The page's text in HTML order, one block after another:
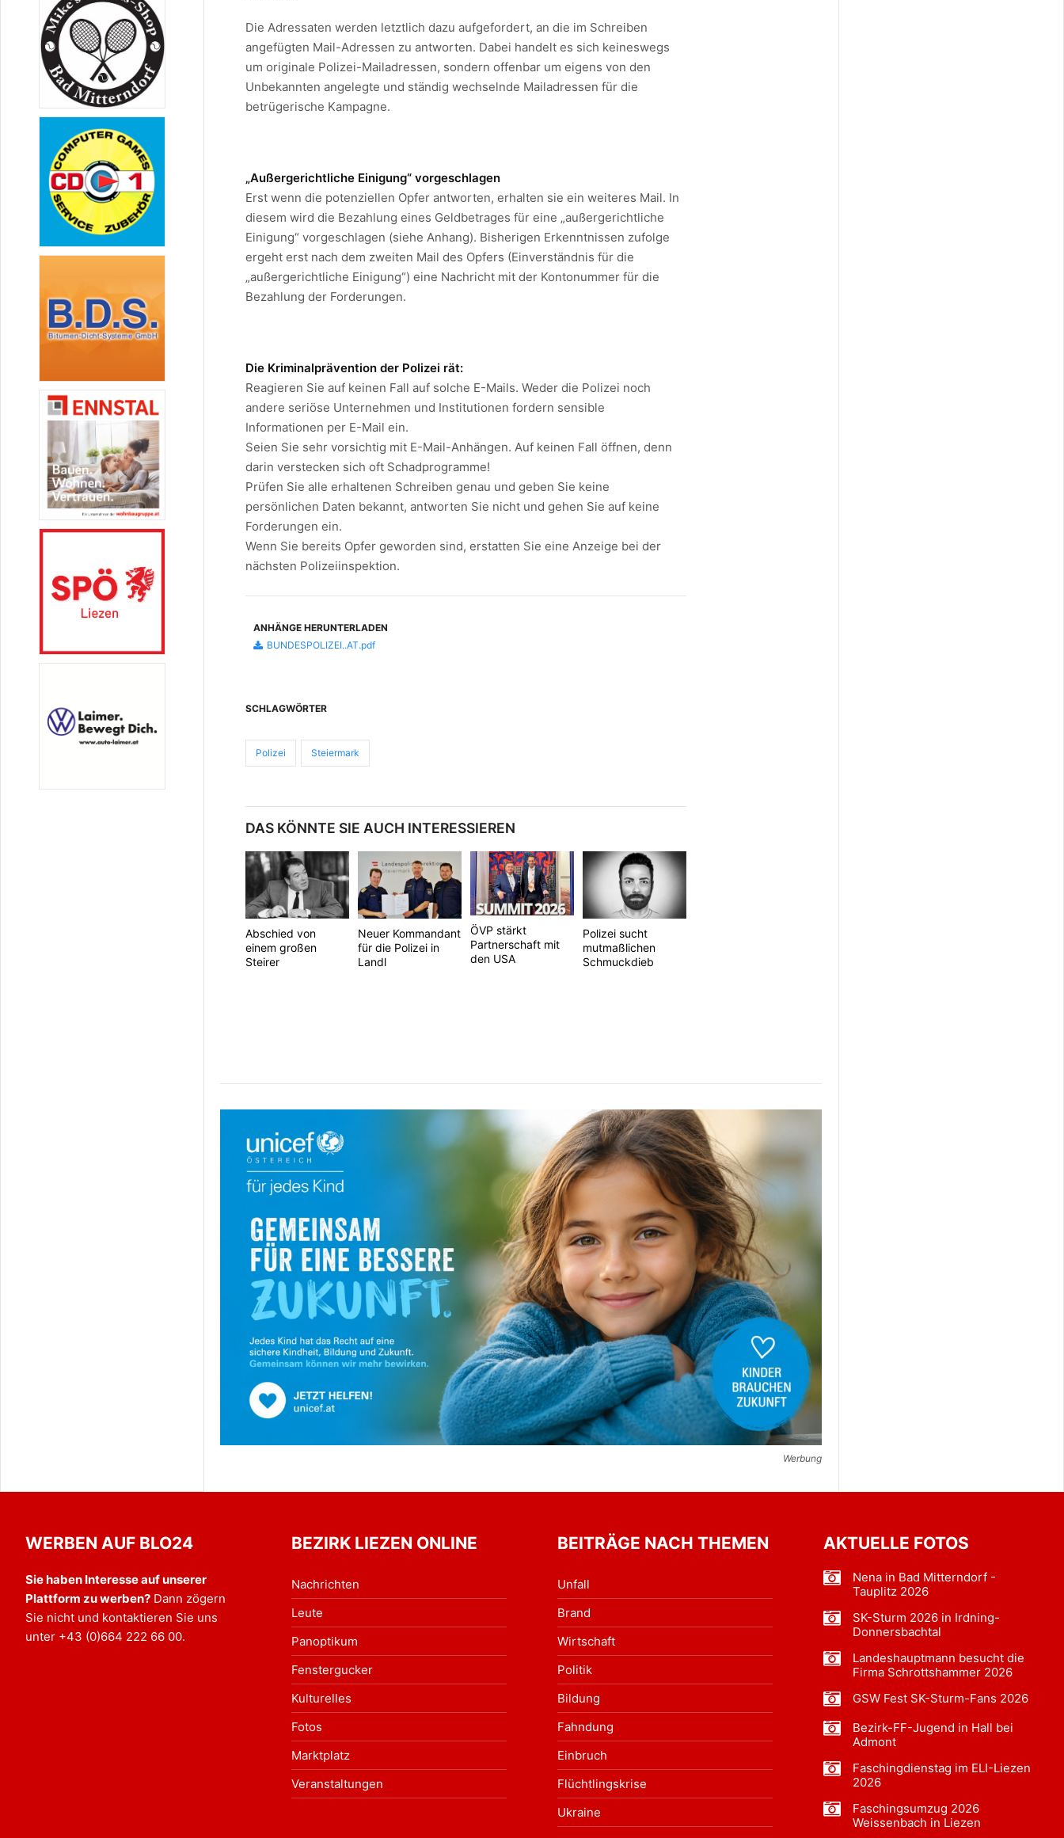
Die Adressaten werden letztlich dazu aufgefordert, an die im Schreiben
angefügten Mail-Adressen zu antworten. Dabei handelt es sich keineswegs
um originale Polizei-Mailadressen, sondern offenbar um eigens von den
Unbekannten angelegte und ständig wechselnde Mailadressen für die
betrügerische Kampagne.
„Außergerichtliche Einigung“ vorgeschlagen
Erst wenn die potenziellen Opfer antworten, erhalten sie ein weiteres Mail. In
diesem wird die Bezahlung eines Geldbetrages für eine „außergerichtliche
Einigung“ vorgeschlagen (siehe Anhang). Bisherigen Erkenntnissen zufolge
ergeht erst nach dem zweiten Mail des Opfers (Einverständnis für die
„außergerichtliche Einigung“) eine Nachricht mit der Kontonummer für die
Bezahlung der Forderungen.
Die Kriminalprävention der Polizei rät:
Reagieren Sie auf keinen Fall auf solche E-Mails. Weder die Polizei noch
andere seriöse Unternehmen und Institutionen fordern sensible
Informationen per E-Mail ein.
Seien Sie sehr vorsichtig mit E-Mail-Anhängen. Auf keinen Fall öffnen, denn
darin verstecken sich oft Schadprogramme!
Prüfen Sie alle erhaltenen Schreiben genau und geben Sie keine
persönlichen Daten bekannt, antworten Sie nicht und gehen Sie auf keine
Forderungen ein.
Wenn Sie bereits Opfer geworden sind, erstatten Sie eine Anzeige bei der
nächsten Polizeiinspektion.
ANHÄNGE HERUNTERLADEN
BUNDESPOLIZEI..AT.pdf
SCHLAGWÖRTER
Polizei Steiermark
DAS KÖNNTE SIE AUCH INTERESSIEREN
Abschied von
einem großen
Steirer
Neuer Kommandant
für die Polizei in
Landl
ÖVP stärkt
Partnerschaft mit
den USA
Polizei sucht
mutmaßlichen
Schmuckdieb
Werbung
WERBEN AUF BLO24
Sie haben Interesse auf unserer
Plattform zu werben? Dann zögern
Sie nicht und kontaktieren Sie uns
unter +43 (0)664 222 66 00.
BEZIRK LIEZEN ONLINE
Nachrichten
Leute
Panoptikum
Fenstergucker
Kulturelles
Fotos
Marktplatz
Veranstaltungen
BEITRÄGE NACH THEMEN
Unfall
Brand
Wirtschaft
Politik
Bildung
Fahndung
Einbruch
Flüchtlingskrise
Ukraine
AKTUELLE FOTOS
Nena in Bad Mitterndorf -
Tauplitz 2026
SK-Sturm 2026 in Irdning-
Donnersbachtal
Landeshauptmann besucht die
Firma Schrottshammer 2026
GSW Fest SK-Sturm-Fans 2026
Bezirk-FF-Jugend in Hall bei
Admont
Faschingdienstag im ELI-Liezen
2026
Faschingsumzug 2026
Weissenbach in Liezen